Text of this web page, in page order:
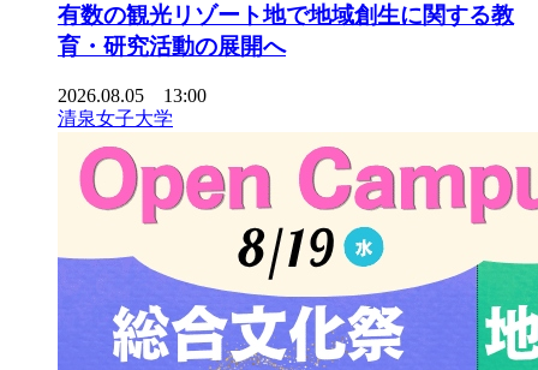
有数の観光リゾート地で地域創生に関する教
育・研究活動の展開へ
2026.08.05 13:00
清泉女子大学